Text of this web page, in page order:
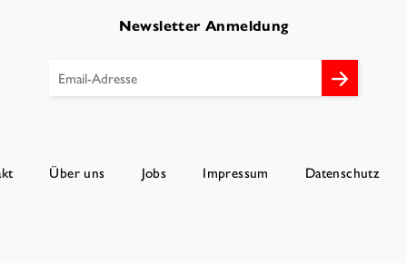
Newsletter Anmeldung
Über uns Jobs Impressum Datenschutz